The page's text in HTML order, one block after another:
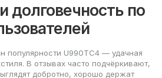
долговечность по
популярности U990TC4 — удачная
В отзывах часто подчёркивают,
добротно, хорошо держат